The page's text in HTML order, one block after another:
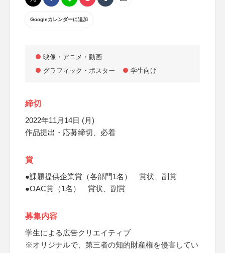
Googleカレンダーに追加
映像・アニメ・動画
グラフィック・ポスター
学生向け
締切
2022年11月14日 (月)
作品提出・応募締切、必着
賞
●課題提供企業賞（各部門1名） 賞状、副賞
●OAC賞（1名） 賞状、副賞
募集内容
学生による広告クリエイティブ
※オリジナルで、第三者の知的財産権を侵害してい